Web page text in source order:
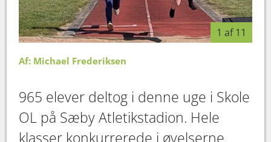
1 af 11
Af: Michael Frederiksen
965 elever deltog i denne uge i Skole
OL på Sæby Atletikstadion. Hele
klasser konkurrerede i øvelserne.